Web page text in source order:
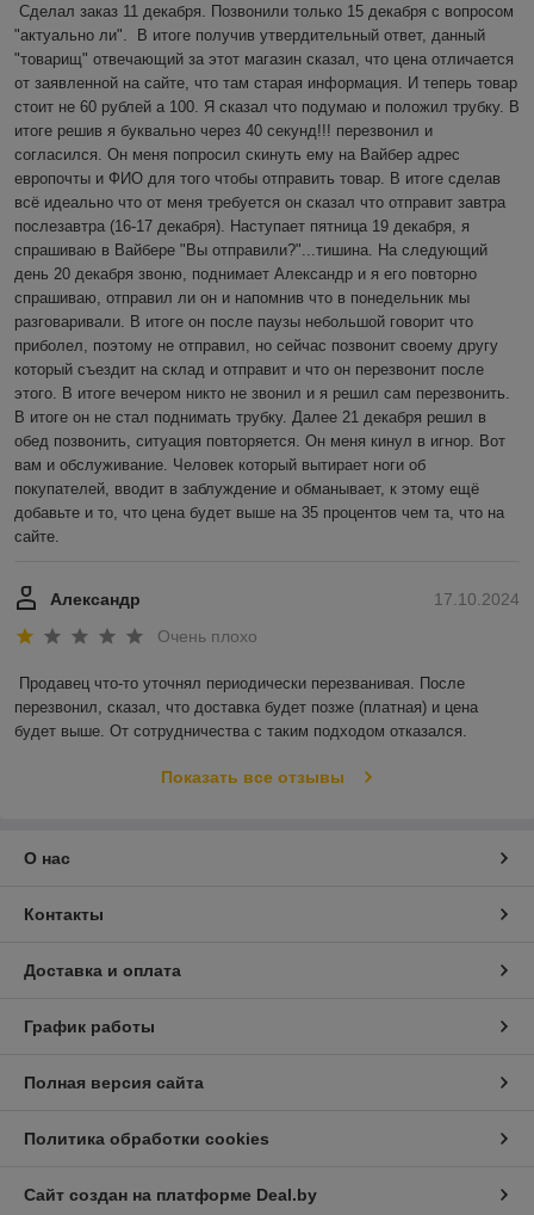
Сделал заказ 11 декабря. Позвонили только 15 декабря с вопросом
"актуально ли".  В итоге получив утвердительный ответ, данный
"товарищ" отвечающий за этот магазин сказал, что цена отличается
от заявленной на сайте, что там старая информация. И теперь товар
стоит не 60 рублей а 100. Я сказал что подумаю и положил трубку. В
итоге решив я буквально через 40 секунд!!! перезвонил и
согласился. Он меня попросил скинуть ему на Вайбер адрес
европочты и ФИО для того чтобы отправить товар. В итоге сделав
всё идеально что от меня требуется он сказал что отправит завтра
послезавтра (16-17 декабря). Наступает пятница 19 декабря, я
спрашиваю в Вайбере "Вы отправили?"...тишина. На следующий
день 20 декабря звоню, поднимает Александр и я его повторно
спрашиваю, отправил ли он и напомнив что в понедельник мы
разговаривали. В итоге он после паузы небольшой говорит что
приболел, поэтому не отправил, но сейчас позвонит своему другу
который съездит на склад и отправит и что он перезвонит после
этого. В итоге вечером никто не звонил и я решил сам перезвонить.
В итоге он не стал поднимать трубку. Далее 21 декабря решил в
обед позвонить, ситуация повторяется. Он меня кинул в игнор. Вот
вам и обслуживание. Человек который вытирает ноги об
покупателей, вводит в заблуждение и обманывает, к этому ещё
добавьте и то, что цена будет выше на 35 процентов чем та, что на
сайте.
17.10.2024
Александр
Очень плохо
Продавец что-то уточнял периодически перезванивая. После
перезвонил, сказал, что доставка будет позже (платная) и цена
будет выше. От сотрудничества с таким подходом отказался.
Показать все отзывы
О нас
Контакты
Доставка и оплата
График работы
Полная версия сайта
Политика обработки cookies
Сайт создан на платформе Deal.by